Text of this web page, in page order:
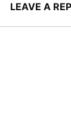
LEAVE A